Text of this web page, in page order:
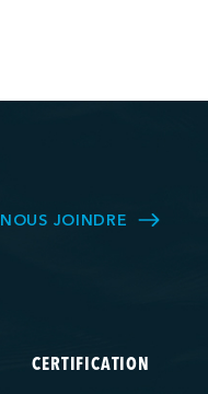
NOUS JOINDRE
CERTIFICATION